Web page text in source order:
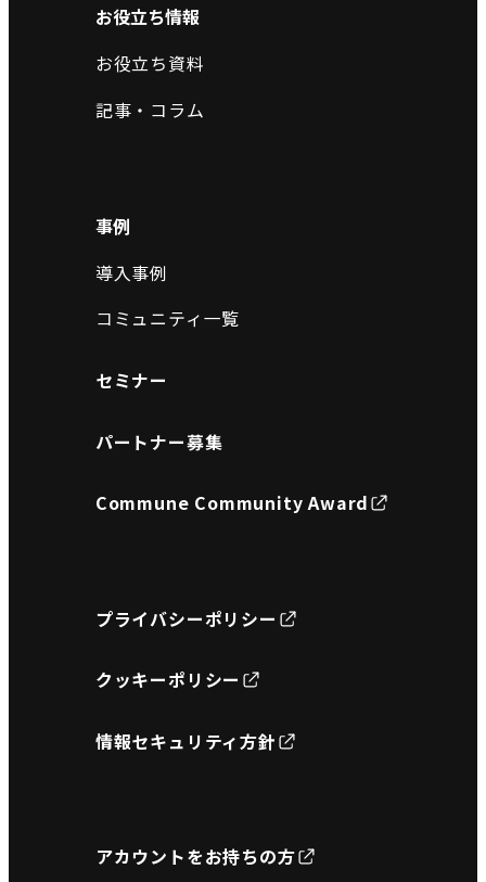
お役立ち情報
お役立ち資料
記事・コラム
事例
導入事例
コミュニティ一覧
セミナー
パートナー募集
Commune Community Award
プライバシーポリシー
クッキーポリシー
情報セキュリティ方針
アカウントをお持ちの方